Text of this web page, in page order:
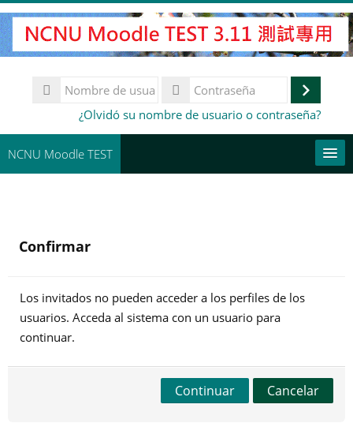
Salta
al
contenido
Nombre
de
Contraseña¿Olvidó su nombre de usuario o contraseña?
NCNU Moodle TEST
Confirmar
Los invitados no pueden acceder a los perfiles de los
usuarios. Acceda al sistema con un usuario para
continuar.
Continuar Cancelar